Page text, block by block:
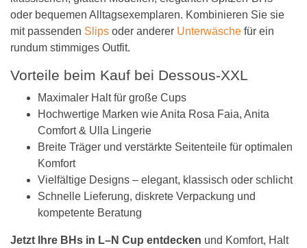
oder bequemen Alltagsexemplaren. Kombinieren Sie sie
mit passenden Slips oder anderer Unterwäsche für ein
rundum stimmiges Outfit.
Vorteile beim Kauf bei Dessous-XXL
Maximaler Halt für große Cups
Hochwertige Marken wie Anita Rosa Faia, Anita
Comfort & Ulla Lingerie
Breite Träger und verstärkte Seitenteile für optimalen
Komfort
Vielfältige Designs – elegant, klassisch oder schlicht
Schnelle Lieferung, diskrete Verpackung und
kompetente Beratung
Jetzt Ihre BHs in L–N Cup entdecken und Komfort, Halt